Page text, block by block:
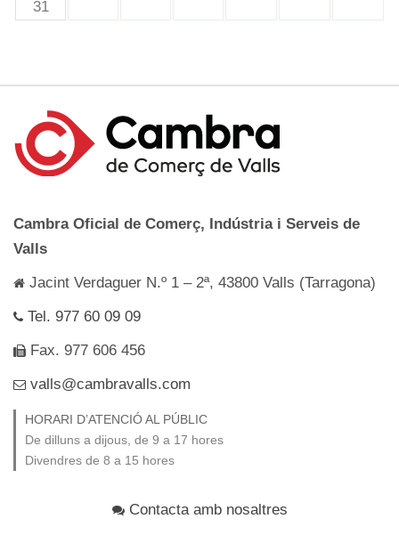
31
Cambra Oficial de Comerç, Indústria i Serveis de
Valls
Jacint Verdaguer N.º 1 – 2ª, 43800 Valls (Tarragona)
Tel. 977 60 09 09
Fax. 977 606 456
valls@cambravalls.com
HORARI D’ATENCIÓ AL PÚBLIC
De dilluns a dijous, de 9 a 17 hores
Divendres de 8 a 15 hores
Contacta amb nosaltres